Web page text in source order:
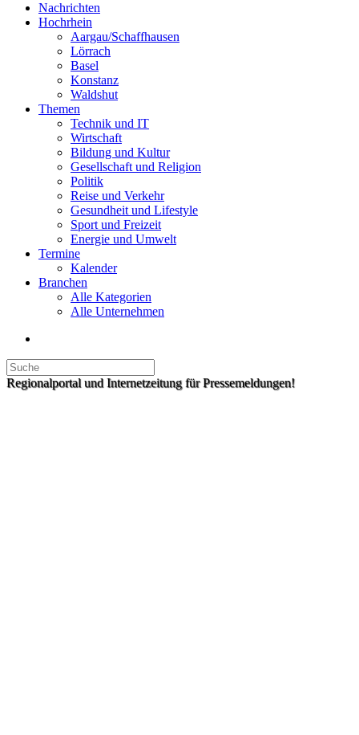
Nachrichten
Hochrhein
Aargau/Schaffhausen
Lörrach
Basel
Konstanz
Waldshut
Themen
Technik und IT
Wirtschaft
Bildung und Kultur
Gesellschaft und Religion
Politik
Reise und Verkehr
Gesundheit und Lifestyle
Sport und Freizeit
Energie und Umwelt
Termine
Kalender
Branchen
Alle Kategorien
Alle Unternehmen
Regionalportal und Internetzeitung für Pressemeldungen!